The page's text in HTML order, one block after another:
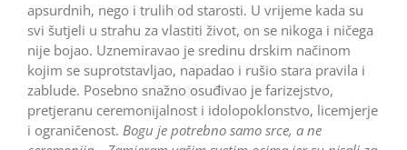
apsurdnih, nego i trulih od starosti. U vrijeme kada su
svi šutjeli u strahu za vlastiti život, on se nikoga i ničega
nije bojao. Uznemiravao je sredinu drskim načinom
kojim se suprotstavljao, napadao i rušio stara pravila i
zablude. Posebno snažno osuđivao je farizejstvo,
pretjeranu ceremonijalnost i idolopoklonstvo, licemjerje
i ograničenost. Bogu je potrebno samo srce, a ne